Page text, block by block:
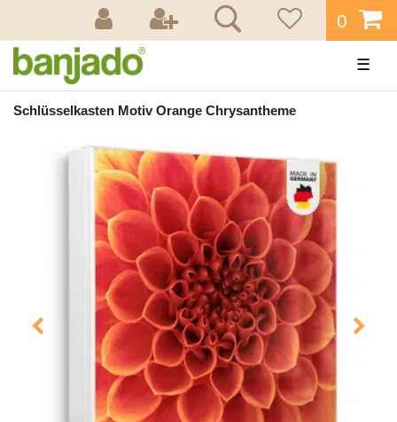
0
☰
Schlüsselkasten Motiv Orange Chrysantheme